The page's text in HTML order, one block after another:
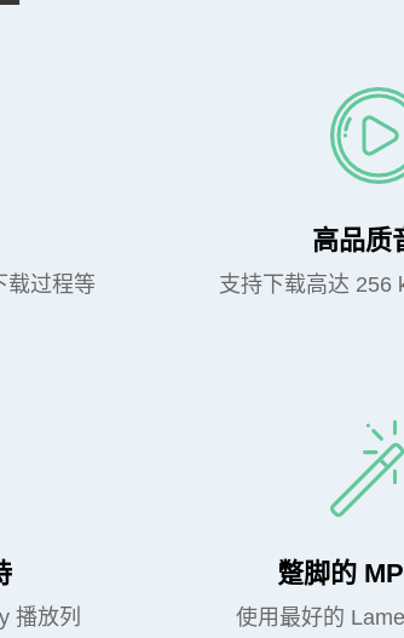
载过程等
高品质
支持下载高达 256
播放列
蹩脚的
使用最好的